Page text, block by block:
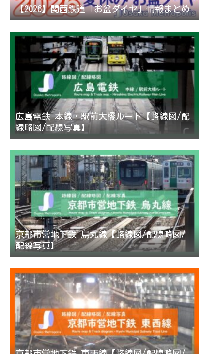
【2026】関西鉄道「お盆ダイヤ」情報まとめ
広島電鉄 本線・駅前大橋ルート【路線図/配
線略図/配線写真】
京都市営地下鉄 烏丸線【路線図/配線略図/
配線写真】